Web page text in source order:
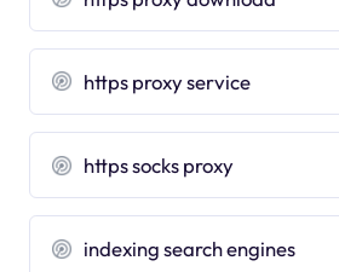
https proxy service
https socks proxy
indexing search engines